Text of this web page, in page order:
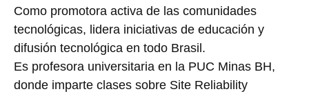
Como promotora activa de las comunidades
tecnológicas, lidera iniciativas de educación y
difusión tecnológica en todo Brasil.
Es profesora universitaria en la PUC Minas BH,
donde imparte clases sobre Site Reliability